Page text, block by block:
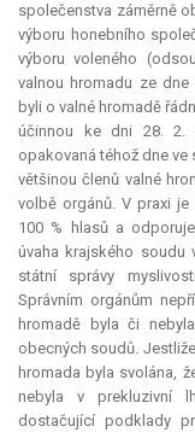
společenstva záměrně
výboru honebního
výboru voleného
valnou hromadu ze
byli o valné hromadě
účinnou ke dni 28. 2.
opakovaná téhož dne
většinou členů valné
volbě orgánů. V praxi je
100 % hlasů a
úvaha krajského soudu
státní správy
Správním orgánům
hromadě byla či
obecných soudů.
hromada byla svolána,
nebyla v prekluzivní
dostačující podklady